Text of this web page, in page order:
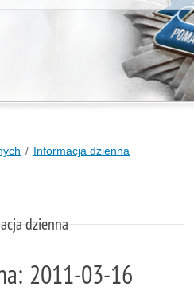
Informacja dzienna
dzienna
2011-03-16